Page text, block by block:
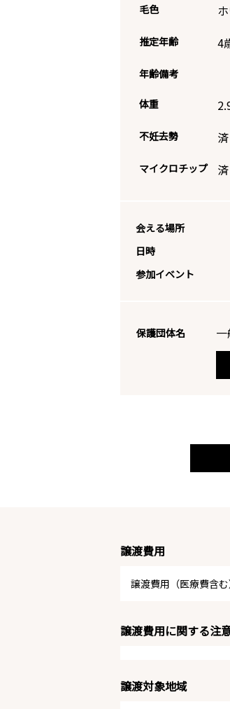
毛色
推定年齢 4
年齢備考
体重
不妊去勢 済
マイクロチップ 済
会える場所
日時
参加イベント
保護団体名
譲渡費用
譲渡費用（医療費含
譲渡費用に関する注
譲渡対象地域